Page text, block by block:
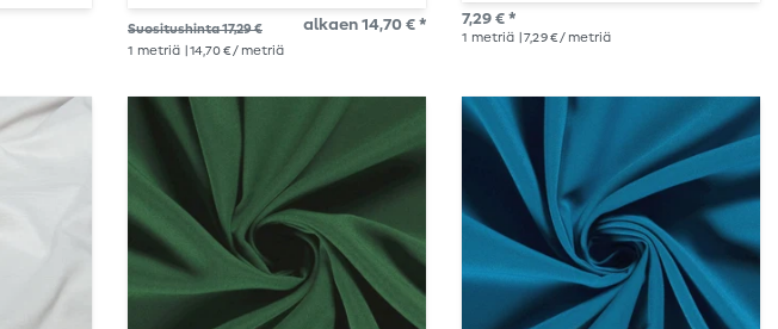
Suositushinta 17,29 € alkaen 14,70 € *
1 metriä | 14,70 € / metriä
7,29 € *
1 metriä | 7,29 € / metriä